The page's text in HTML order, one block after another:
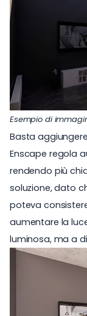
Esempio di
Basta
Enscape regola
rendendo più
soluzione, dato
poteva
aumentare la
luminosa, ma a